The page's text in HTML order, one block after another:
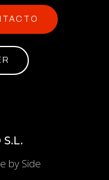
by Side